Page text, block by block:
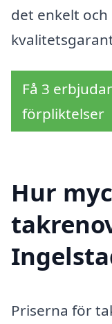
det enkelt
Få 3
förpliktelser
Hur
Priserna för